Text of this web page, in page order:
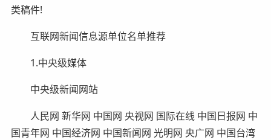
类稿件!
互联网新闻信息源单位名单推荐
1.中央级媒体
中央级新闻网站
人民网 新华网 中国网 央视网 国际在线 中国日报网 中
国青年网 中国经济网 中国新闻网 光明网 央广网 中国台湾